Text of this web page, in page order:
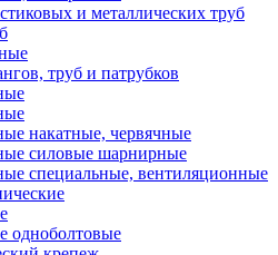
и металлических труб
труб и патрубков
накатные, червячные
силовые шарнирные
специальные, вентиляционные
одноболтовые